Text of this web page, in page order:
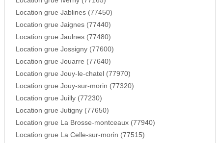
Location grue Jablines (77450)
Location grue Jaignes (77440)
Location grue Jaulnes (77480)
Location grue Jossigny (77600)
Location grue Jouarre (77640)
Location grue Jouy-le-chatel (77970)
Location grue Jouy-sur-morin (77320)
Location grue Juilly (77230)
Location grue Jutigny (77650)
Location grue La Brosse-montceaux (77940)
Location grue La Celle-sur-morin (77515)